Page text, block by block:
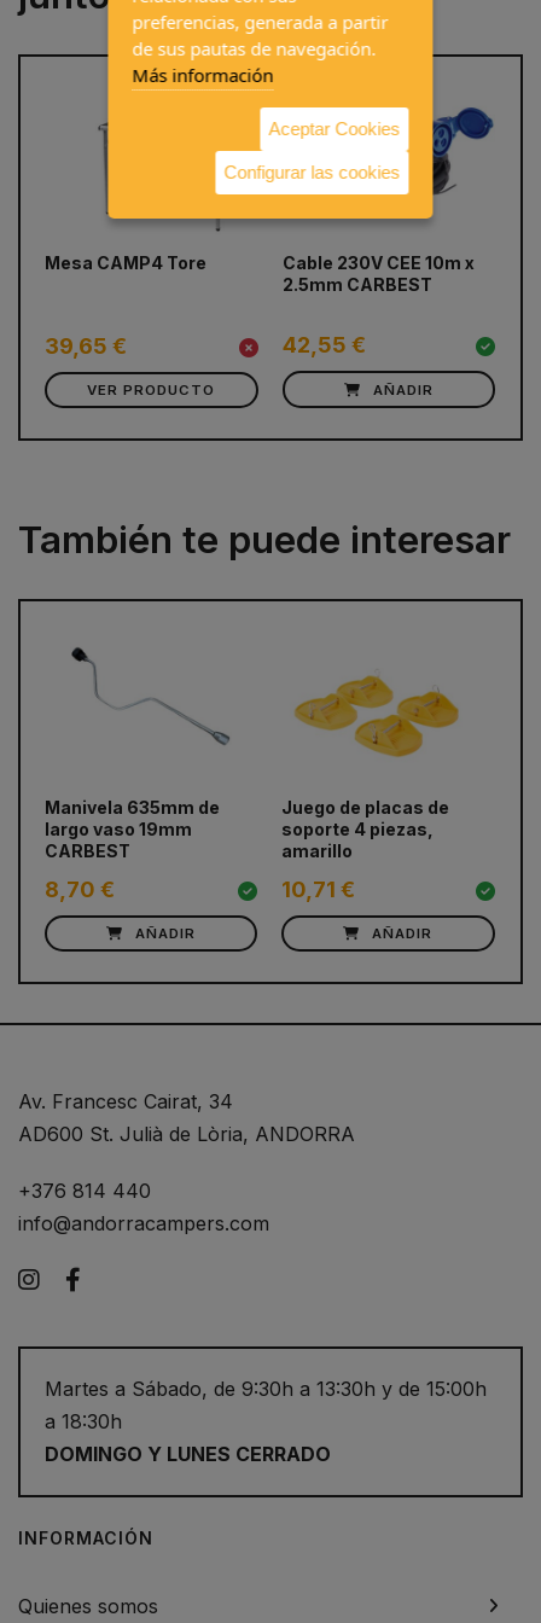
Mesa CAMP4 Tore
39,65 €
VER PRODUCTO
Cable 230V CEE 10m x
2.5mm CARBEST
42,55 €
AÑADIR
También te puede interesar
Manivela 635mm de
largo vaso 19mm
CARBEST
8,70 €
AÑADIR
Juego de placas de
soporte 4 piezas,
amarillo
10,71 €
AÑADIR
Av. Francesc Cairat, 34
AD600 St. Julià de Lòria, ANDORRA
+376 814 440
info@andorracampers.com
Instagram
Martes a Sábado, de 9:30h a 13:30h y de 15:00h
a 18:30h
DOMINGO Y LUNES CERRADO
INFORMACIÓN
Quienes somos
preferencias, generada a partir
de sus pautas de navegación.
Más información
Aceptar Cookies
Configurar las cookies